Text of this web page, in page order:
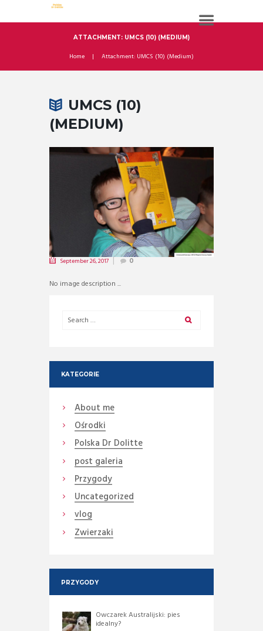
ATTACHMENT: UMCS (10) (MEDIUM)
Home Attachment: UMCS (10) (Medium)
UMCS (10)
(MEDIUM)
September 26, 2017 0
No image description ...
KATEGORIE
About me
Ośrodki
Polska Dr Dolitte
post galeria
Przygody
Uncategorized
vlog
Zwierzaki
PRZYGODY
Owczarek Australijski: pies
idealny?